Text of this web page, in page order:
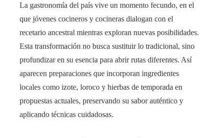
La gastronomía del país vive un momento fecundo, en el
que jóvenes cocineros y cocineras dialogan con el
recetario ancestral mientras exploran nuevas posibilidades.
Esta transformación no busca sustituir lo tradicional, sino
profundizar en su esencia para abrir rutas diferentes. Así
aparecen preparaciones que incorporan ingredientes
locales como izote, loroco y hierbas de temporada en
propuestas actuales, preservando su sabor auténtico y
aplicando técnicas cuidadosas.